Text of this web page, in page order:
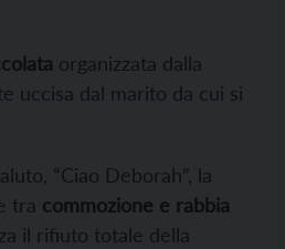
organizzata dalla
uccisa dal marito da cui si
“Ciao Deborah”, la
tra commozione e rabbia
il rifiuto totale della